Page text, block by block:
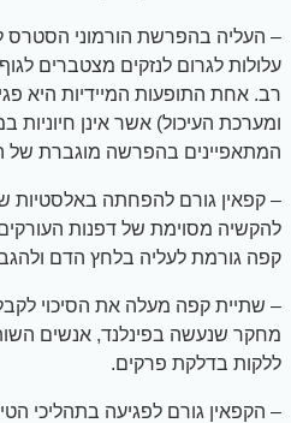
– העליה בהפרשת הורמוני
עלולות לגרום לנזקים מצטברים
רב. אחת התופעות המיידיות היא
ומערכת העיכול) אשר אינן
המתאפיינים בהפרשה מוגברת של
– קפאין גורם להפחתה באלסטיות
להקשיה מסוימת של דפנות
קפה גורמת לעליה בלחץ הדם
– שתיית קפה מעלה את הסיכוי
ללקות בדלקת פרקים.
– הקפאין גורם לפגיעה בתהליכי